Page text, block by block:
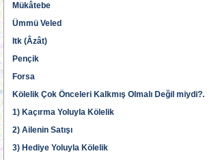
Mükâtebe
Ümmü Veled
Itk (Âzât)
Pençik
Forsa
Kölelik Çok Önceleri Kalkmış Olmalı Değil miydi?.
1) Kaçırma Yoluyla Kölelik
2) Ailenin Satışı
3) Hediye Yoluyla Kölelik